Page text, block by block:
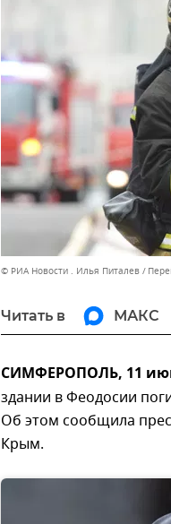
© РИА Новости . Илья Питалев
Читать в МАКС
СИМФЕРОПОЛЬ, 11
здании в Феодосии
Об этом сообщила
Крым.